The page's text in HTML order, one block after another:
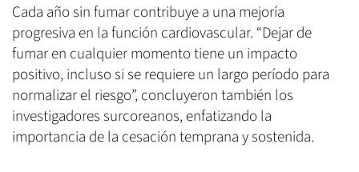
Cada año sin fumar contribuye a una mejoría
progresiva en la función cardiovascular. “Dejar de
fumar en cualquier momento tiene un impacto
positivo, incluso si se requiere un largo período para
normalizar el riesgo”, concluyeron también los
investigadores surcoreanos, enfatizando la
importancia de la cesación temprana y sostenida.